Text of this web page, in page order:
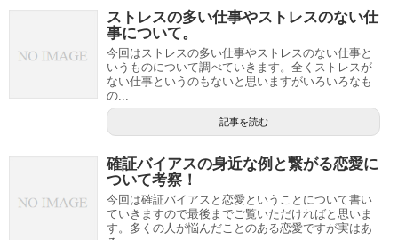
ストレスの多い仕事やストレスのない仕
事について。
今回はストレスの多い仕事やストレスのない仕事と
いうものについて調べていきます。全くストレスが
ない仕事というのもないと思いますがいろいろなも
の...
記事を読む
確証バイアスの身近な例と繋がる恋愛に
ついて考察！
今回は確証バイアスと恋愛ということについて書い
ていきますので最後までご覧いただければと思いま
す。多くの人が悩んだことのある恋愛ですが実はあ